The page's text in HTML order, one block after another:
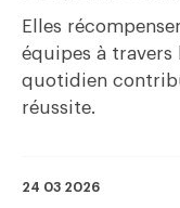
Elles
équipes à travers
quotidien
réussite.
24 03 2026